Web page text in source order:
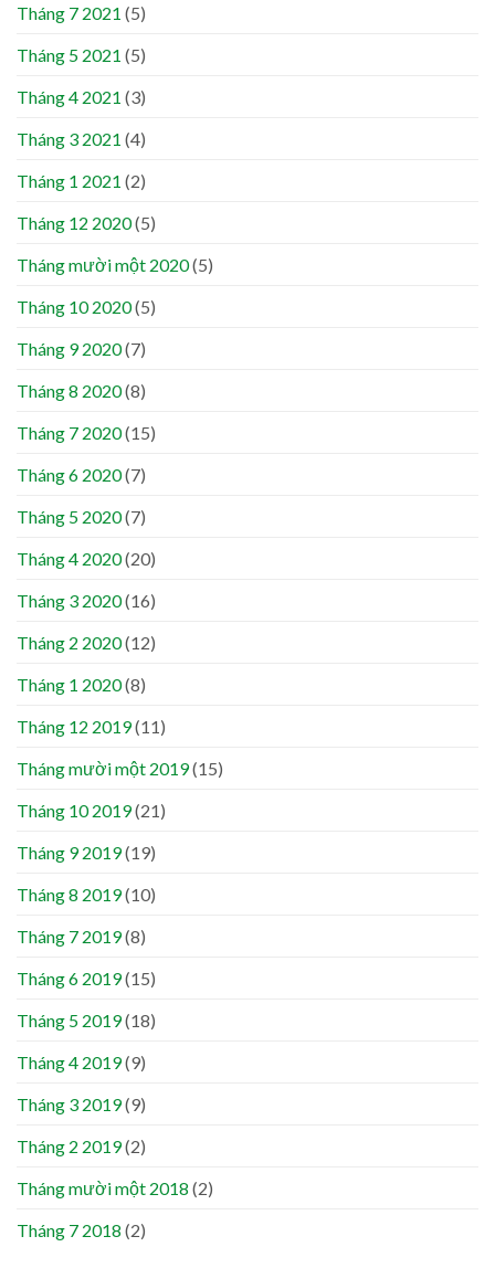
Tháng 7 2021 (5)
Tháng 5 2021 (5)
Tháng 4 2021 (3)
Tháng 3 2021 (4)
Tháng 1 2021 (2)
Tháng 12 2020(5)
Tháng mười một 2020(5)
Tháng 10 2020(5)
Tháng 9 2020(7)
Tháng 8 2020(8)
Tháng 7 2020(15)
Tháng 6 2020(7)
Tháng 5 2020(7)
Tháng 4 2020(20)
Tháng 3 2020(16)
Tháng 2 2020(12)
Tháng 1 2020(8)
Tháng 12 2019(11)
Tháng mười một 2019(15)
Tháng 10 2019(21)
Tháng 9 2019(19)
Tháng 8 2019(10)
Tháng 7 2019(8)
Tháng 6 2019(15)
Tháng 5 2019(18)
Tháng 4 2019(9)
Tháng 3 2019(9)
Tháng 2 2019(2)
Tháng mười một 2018 (2)
Tháng 7 2018 (2)